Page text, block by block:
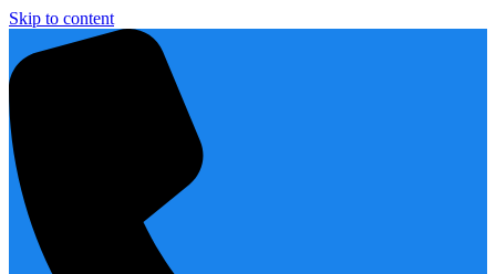
Skip to content